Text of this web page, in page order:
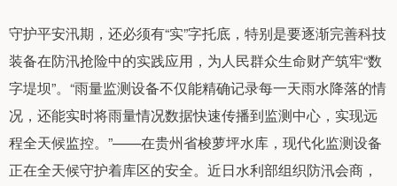
守护平安汛期，还必须有“实”字托底，特别是要逐渐完善科技
装备在防汛抢险中的实践应用，为人民群众生命财产筑牢“数
字堤坝”。“雨量监测设备不仅能精确记录每一天雨水降落的情
况，还能实时将雨量情况数据快速传播到监测中心，实现远
程全天候监控。”——在贵州省梭萝坪水库，现代化监测设备
正在全天候守护着库区的安全。近日水利部组织防汛会商，